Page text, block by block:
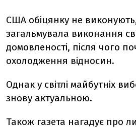
США обіцянку не
загальмувала виконання
домовленості, після чого
охолодження відносин.
Однак у світлі майбутніх
знову актуальною.
Також газета нагадує про